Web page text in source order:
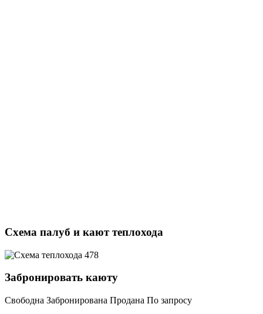
Схема палуб и кают теплохода
Забронировать каюту
Свободна Забронирована Продана По запросу